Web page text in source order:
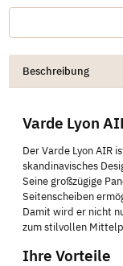
Beschreibung
Varde Lyon
Der Varde Lyon AIR
skandinavisches
Seine großzügige
Seitenscheiben
Damit wird er nicht
zum stilvollen
Ihre Vorteile